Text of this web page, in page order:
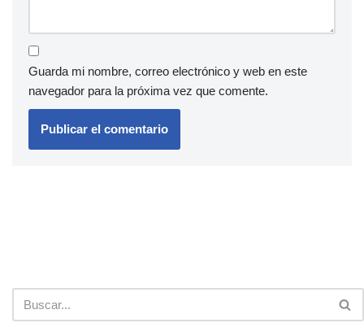
Guarda mi nombre, correo electrónico y web en este
navegador para la próxima vez que comente.